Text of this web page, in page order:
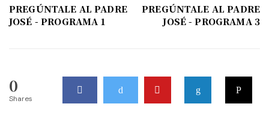
PREGÚNTALE AL PADRE
JOSÉ - PROGRAMA 1
PREGÚNTALE AL PADRE
JOSÉ - PROGRAMA 3
0
Shares